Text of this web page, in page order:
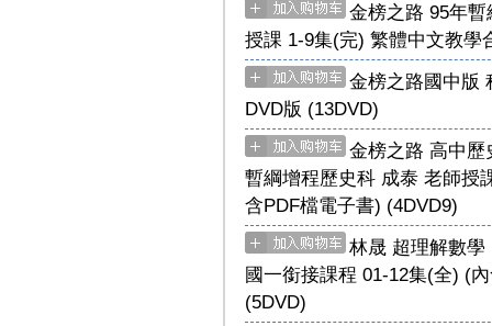
金榜之路 95年
授課 1-9集(完) 繁體中文教學
金榜之路國中版
DVD版 (13DVD)
金榜之路 高中歷
暫綱增程歷史科 成泰 老師授
含PDF檔電子書) (4DVD9)
林晟 超理解數
國一銜接課程 01-12集(全) (
(5DVD)